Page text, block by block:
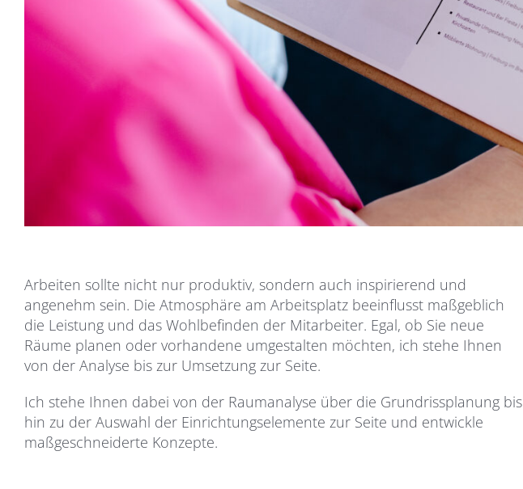
Arbeiten sollte nicht nur produktiv, sondern auch inspirierend und
angenehm sein. Die Atmosphäre am Arbeitsplatz beeinflusst maßgeblich
die Leistung und das Wohlbefinden der Mitarbeiter. Egal, ob Sie neue
Räume planen oder vorhandene umgestalten möchten, ich stehe Ihnen
von der Analyse bis zur Umsetzung zur Seite.
Ich stehe Ihnen dabei von der Raumanalyse über die Grundrissplanung bis
hin zu der Auswahl der Einrichtungselemente zur Seite und entwickle
maßgeschneiderte Konzepte.